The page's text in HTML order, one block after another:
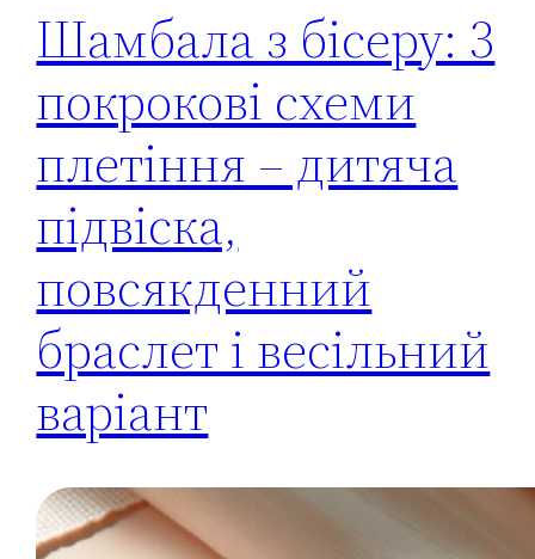
Шамбала з бісеру: 3
покрокові схеми
плетіння – дитяча
підвіска,
повсякденний
браслет і весільний
варіант